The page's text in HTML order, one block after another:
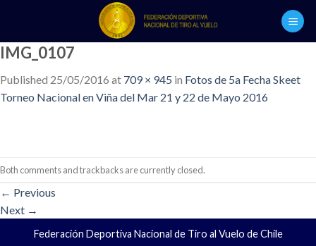
content
IMG_0107
Published 25/05/2016 at 709 × 945 in Fotos de 5a Fecha Skeet
Torneo Nacional en Viña del Mar 21 y 22 de Mayo 2016
Both comments and trackbacks are currently closed.
← Previous
Next →
Federación Deportiva Nacional de Tiro al Vuelo de Chile